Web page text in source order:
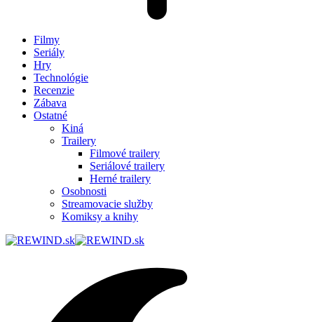
Filmy
Seriály
Hry
Technológie
Recenzie
Zábava
Ostatné
Kiná
Trailery
Filmové trailery
Seriálové trailery
Herné trailery
Osobnosti
Streamovacie služby
Komiksy a knihy